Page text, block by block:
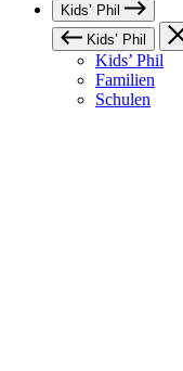
Kids’ Phil
Kids’ Phil
Kids’ Phil
Familien
Schulen